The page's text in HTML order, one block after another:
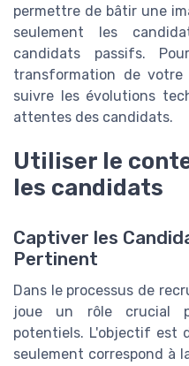
permettre de bâtir une
seulement les
candidats passifs.
transformation de votre
suivre les évolutions
attentes des candidats.
Utiliser le
les candidats
Captiver les
Pertinent
Dans le processus de
joue un rôle crucial
potentiels. L'objectif est
seulement correspond à